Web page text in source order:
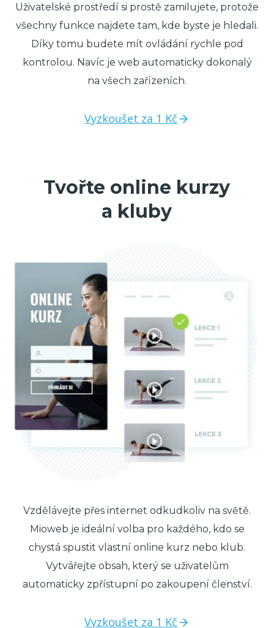
Uživatelské prostředí si prostě zamilujete, protože
všechny funkce najdete tam, kde byste je hledali.
Díky tomu budete mít ovládání rychle pod
kontrolou. Navíc je web automaticky dokonalý
na všech zařízeních.
Vyzkoušet za 1 Kč
Tvořte online kurzy
a kluby
Vzdělávejte přes internet odkudkoliv na světě.
Mioweb je ideální volba pro každého, kdo se
chystá spustit vlastní online kurz nebo klub.
Vytvářejte obsah, který se uživatelům
automaticky zpřístupní po zakoupení členství.
Vyzkoušet za 1 Kč